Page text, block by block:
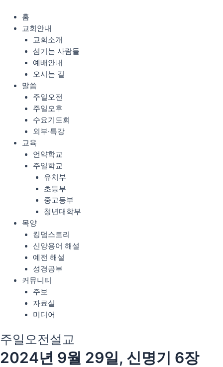
홈
교회안내
교회소개
섬기는 사람들
예배안내
오시는 길
말씀
주일오전
주일오후
수요기도회
외부·특강
교육
언약학교
주일학교
유치부
초등부
중고등부
청년대학부
목양
킹덤스토리
신앙용어 해설
예전 해설
성경공부
커뮤니티
주보
자료실
미디어
주일오전설교
2024년 9월 29일, 신명기 6장